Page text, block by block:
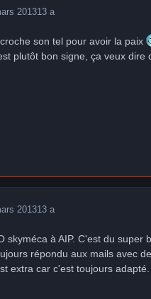
201313 a
son tel pour avoir la paix
plutôt bon signe, ça veux dire
201313 a
skyméca à AIP. C'est du super
répondu aux mails avec
extra car c'est toujours